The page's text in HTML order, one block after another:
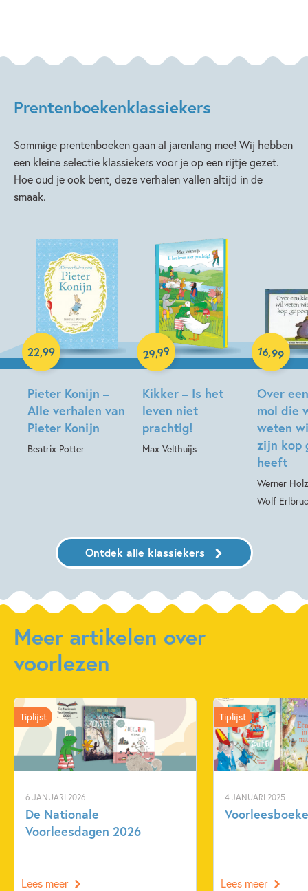
Prentenboekenklassiekers
Sommige prentenboeken gaan al jarenlang mee! Wij hebben
een kleine selectie klassiekers voor je op een rijtje gezet.
Hoe oud je ook bent, deze verhalen vallen altijd in de
smaak.
Pieter Konijn –
Alle verhalen van
Pieter Konijn
Beatrix Potter
22,99
Hardcover
Kikker – Is het
leven niet
prachtig!
Max Velthuijs
29,99
Hardcover
Over
mol die
weten
zijn kop
heeft
Werner
Wolf
16,99
Hardcover
Ontdek alle klassiekers
Meer artikelen over
voorlezen
6 JANUARI 2026
De Nationale
Voorleesdagen 2026
Tiplijst
Lees meer
4 JANUARI 2025
Tiplijst
Lees meer